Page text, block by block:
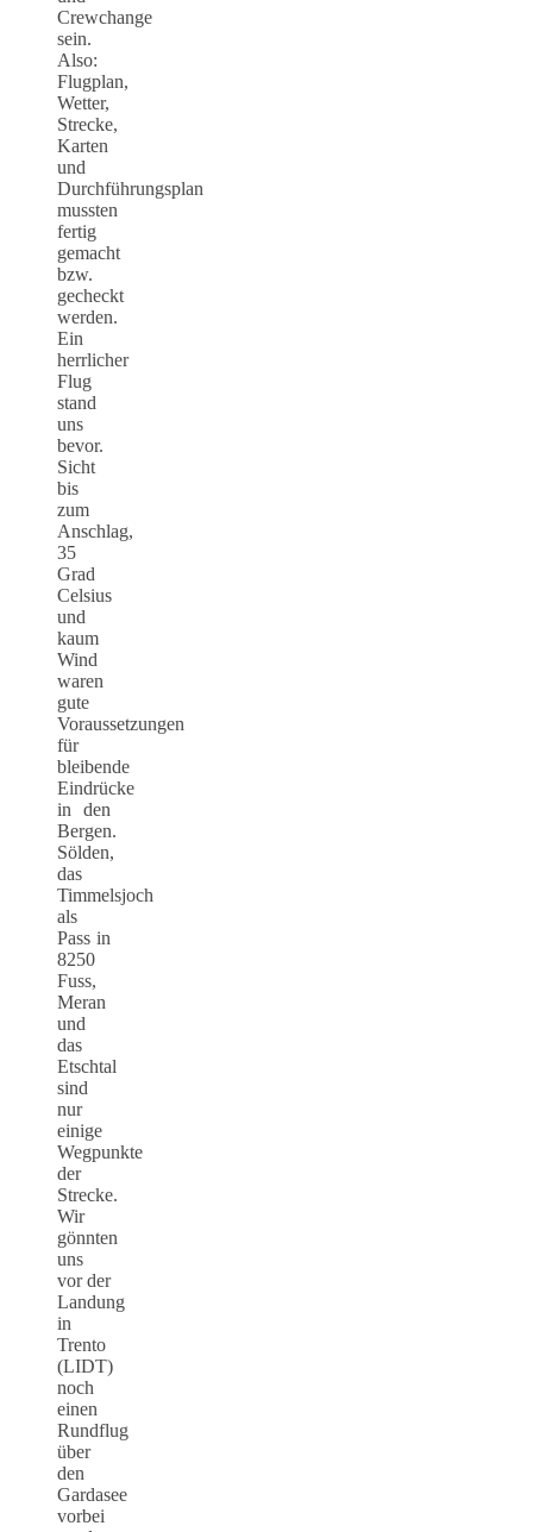
Crewchange
sein.
Also:
Flugplan,
Wetter,
Strecke,
Karten
und
Durchführungsplan
mussten
fertig
gemacht
bzw.
gecheckt
werden.
Ein
herrlicher
Flug
stand
uns
bevor.
Sicht
bis
zum
Anschlag,
35
Grad
Celsius
und
kaum
Wind
waren
gute
Voraussetzungen
für
bleibende
Eindrücke
in den
Bergen.
Sölden,
das
Timmelsjoch
als
Pass in
8250
Fuss,
Meran
und
das
Etschtal
sind
nur
einige
Wegpunkte
der
Strecke.
Wir
gönnten
uns
vor der
Landung
in
Trento
(LIDT)
noch
einen
Rundflug
über
den
Gardasee
vorbei